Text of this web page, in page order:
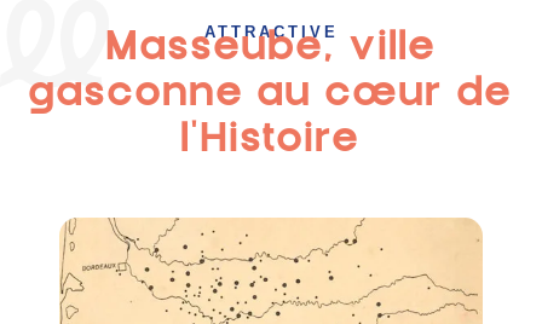
ATTRACTIVE
Masseube, ville
gasconne au cœur de
l'Histoire